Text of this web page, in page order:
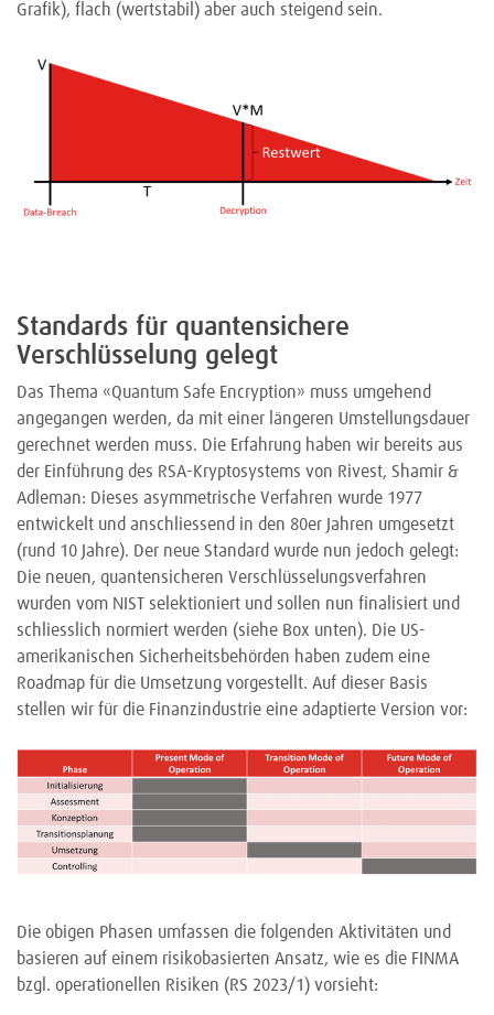
Grafik), flach (wertstabil) aber auch steigend sein.
Standards für quantensichere
Verschlüsselung gelegt
Das Thema «Quantum Safe Encryption» muss umgehend
angegangen werden, da mit einer längeren Umstellungsdauer
gerechnet werden muss. Die Erfahrung haben wir bereits aus
der Einführung des RSA-Kryptosystems von Rivest, Shamir &
Adleman: Dieses asymmetrische Verfahren wurde 1977
entwickelt und anschliessend in den 80er Jahren umgesetzt
(rund 10 Jahre). Der neue Standard wurde nun jedoch gelegt:
Die neuen, quantensicheren Verschlüsselungsverfahren
wurden vom NIST selektioniert und sollen nun finalisiert und
schliesslich normiert werden (siehe Box unten). Die US-
amerikanischen Sicherheitsbehörden haben zudem eine
Roadmap für die Umsetzung vorgestellt. Auf dieser Basis
stellen wir für die Finanzindustrie eine adaptierte Version vor:
Die obigen Phasen umfassen die folgenden Aktivitäten und
basieren auf einem risikobasierten Ansatz, wie es die FINMA
bzgl. operationellen Risiken (RS 2023/1) vorsieht: